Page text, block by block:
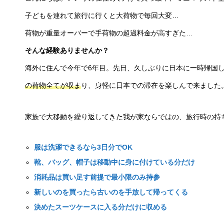
子どもを連れて旅行に行くと大荷物で毎回大変…
荷物が重量オーバーで手荷物の超過料金が高すぎた…
そんな経験ありませんか？
海外に住んで今年で6年目。先日、久しぶりに日本に一時帰国
の荷物全てが収まり、身軽に日本での滞在を楽しんで来ました
家族で大移動を繰り返してきた我が家ならではの、旅行時の
服は洗濯できるなら3日分でOK
靴、バッグ、帽子は移動中に身に付けている分だけ
消耗品は買い足す前提で最小限のみ持参
新しいのを買ったら古いのを手放して帰ってくる
決めたスーツケースに入る分だけに収める